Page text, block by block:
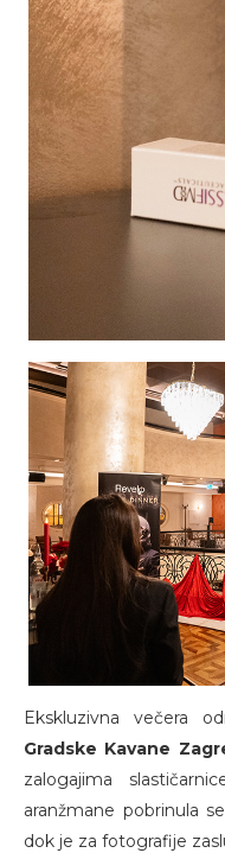
Ekskluzivna večera
Gradske Kavane
zalogajima
aranžmane pobrinula
dok je za fotografije